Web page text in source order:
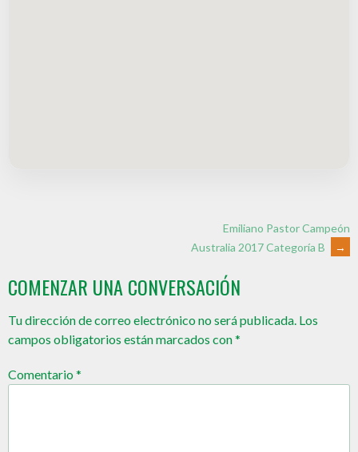
Emiliano Pastor Campeón
Australia 2017 Categoría B
→
COMENZAR UNA CONVERSACIÓN
Tu dirección de correo electrónico no será publicada. Los
campos obligatorios están marcados con*
Comentario*